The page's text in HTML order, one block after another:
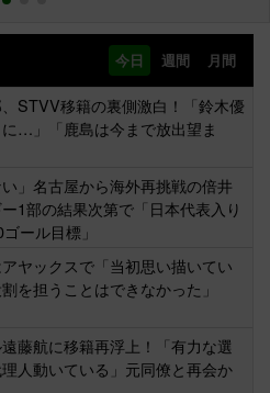
今日 週間 月間
STVV移籍の裏側激白！「鈴木優
…」「鹿島は今まで放出望ま
い」名古屋から海外再挑戦の倍井
1部の結果次第で「日本代表入り
ール目標」
ヤックスで「当初思い描いてい
を担うことはできなかった」
藤航に移籍再浮上！「有力な選
人動いている」元同僚と再会か